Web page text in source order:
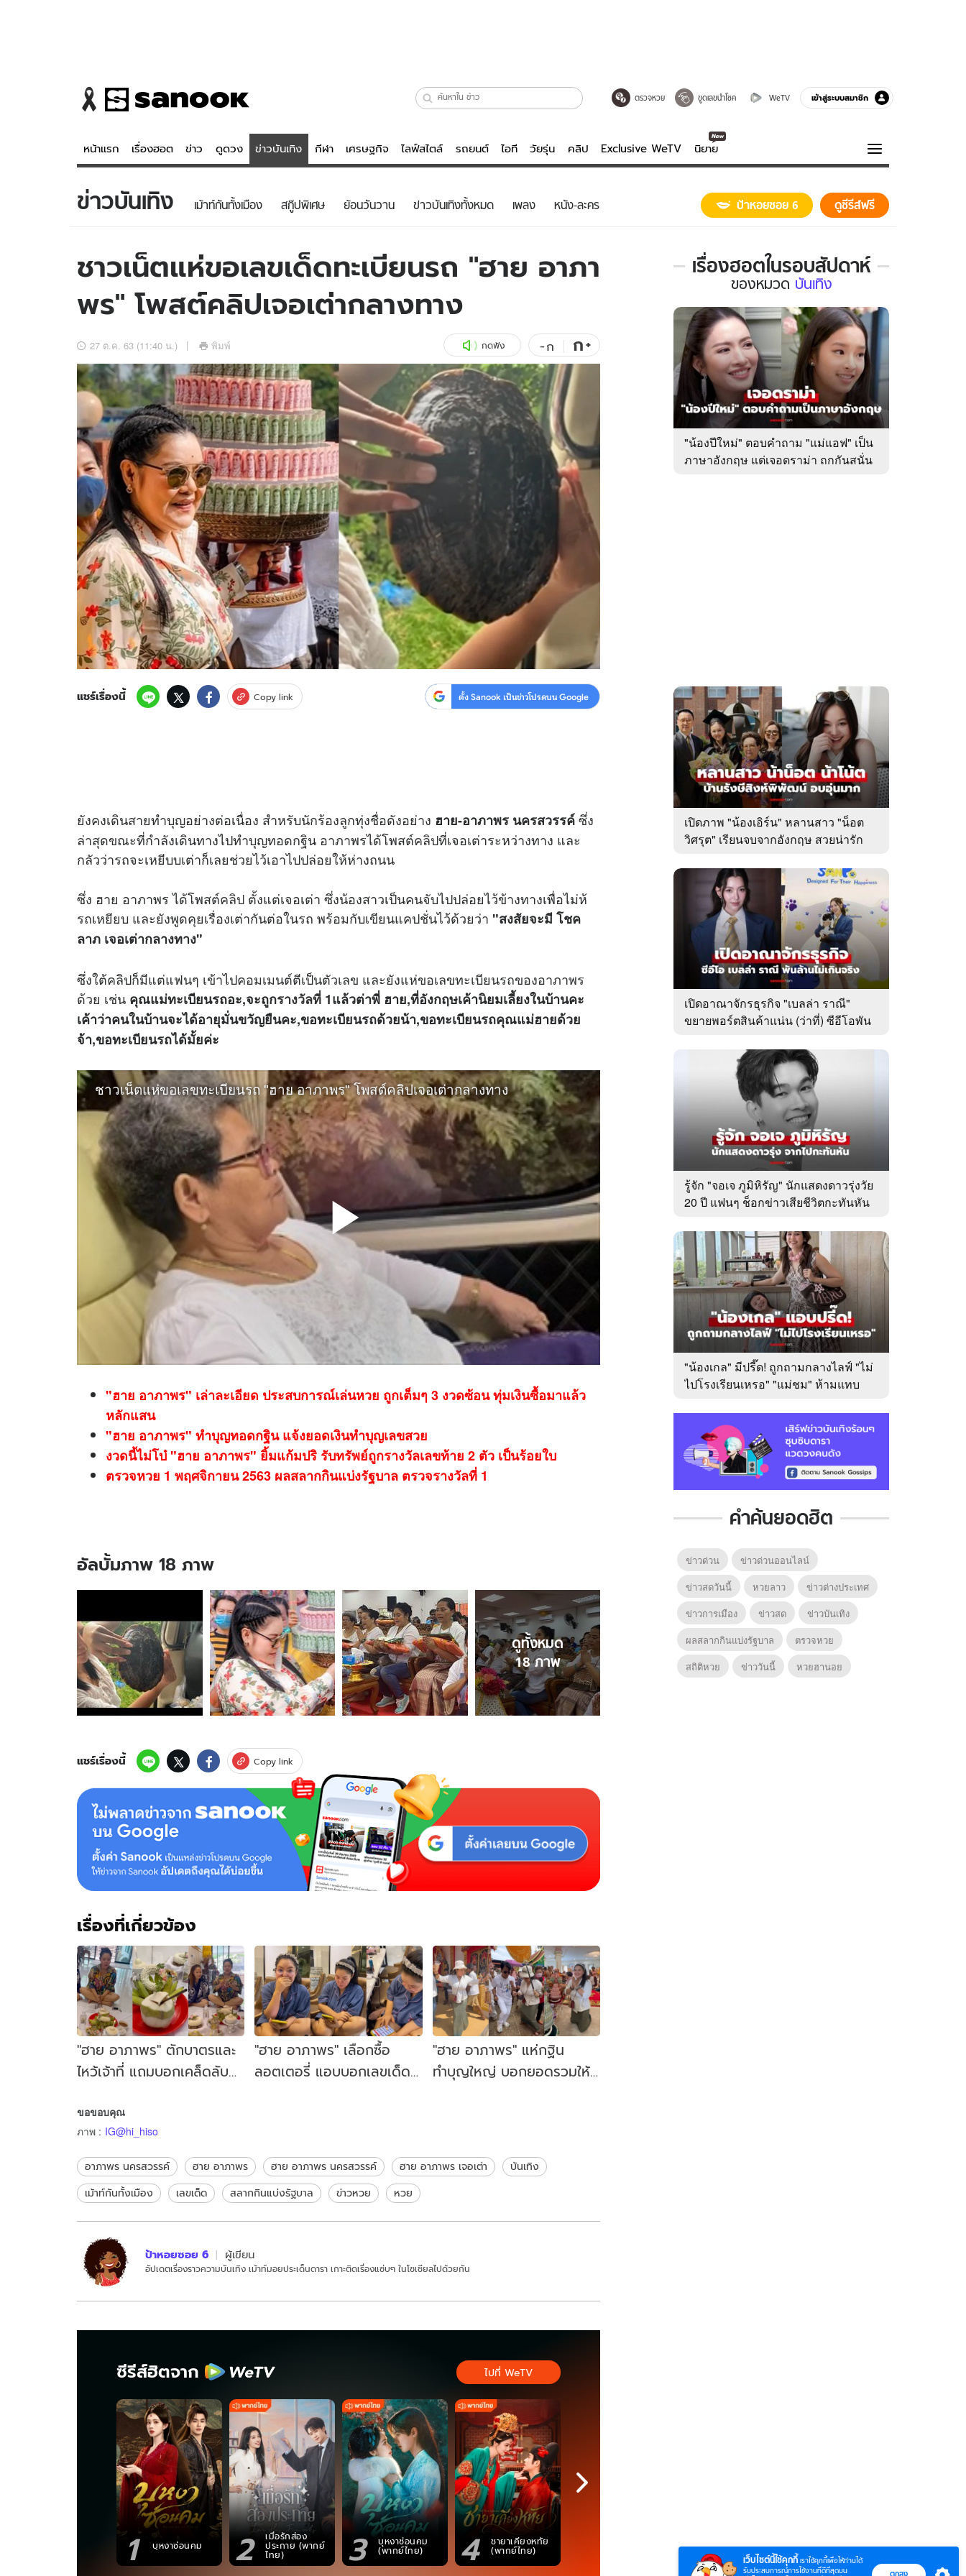
ตรวจหวย ขูดเลขนำโชค WeTV เข้าสู่ระบบสมาชิก
หน้าแรก เรื่องฮอต ข่าว ดูดวง ข่าวบันเทิง กีฬา เศรษฐกิจ ไลฟ์สไตล์ รถยนต์ ไอที วัยรุ่น คลิป Exclusive WeTV นิยาย
ข่าว
ข่าวบันเทิง
ข่าวกีฬา
ข่าวเศรษฐกิจ
อัปเดตจีน
เช็กข่าวชัวร์
ดูดวง - ตรวจหวย
สถิติหวยไทย
หวยลาว
ไลฟ์สไตล์
วัยรุ่น
ไอที
สุขภาพ
เที่ยว-กิน
Tasteful Thailand
Sanook Choice
บันเทิงครบรส
เกมส์
ดูทีวี
WeTV
นิยาย
ความรู้รอบตัว
ฮาวทู
ดาวน์โหลดสนุกแอปฟรี ติดตามสนุกโซเชียลได้ที่
สงวนลิขสิทธิ์ ©2569บริษัท อิมเมจ ฟิวเจอร์ (ประเทศไทย) จำกัด
ข่าวบันเทิง เม้าท์กันทั้งเมือง สกู๊ปพิเศษ ย้อนวันวาน ข่าวบันเทิงทั้งหมด เพลง หนัง-ละคร ป้าหอยซอย 6 ดูซีรีส์ฟรี
ชาวเน็ตแห่ขอเลขเด็ดทะเบียนรถ "ฮาย อาภา
พร" โพสต์คลิปเจอเต่ากลางทาง
27 ต.ค. 63 (11:40 น.) พิมพ์ กดฟัง -ก ก+
แชร์เรื่องนี้ Copy link ตั้ง Sanook เป็นข่าวโปรดบน Google
ยังคงเดินสายทำบุญอย่างต่อเนื่อง สำหรับนักร้องลูกทุ่งชื่อดังอย่าง ฮาย-อาภาพร นครสวรรค์ซึ่ง
ล่าสุดขณะที่กำลังเดินทางไปทำบุญทอดกฐิน อาภาพรได้โพสต์คลิปที่เจอเต่าระหว่างทาง และ
กลัวว่ารถจะเหยีบบเต่าก็เลยช่วยไว้เอาไปปล่อยให้ห่างถนน
ซึ่ง ฮาย อาภาพร ได้โพสต์คลิป ตั้งแต่เจอเต่า ซึ่งน้องสาวเป็นคนจับไปปล่อยไว้ข้างทางเพื่อไม่ห้
รถเหยียบ และยังพูดคุยเรื่องเต่ากันต่อในรถ พร้อมกับเขียนแคปชั่นไว้ด้วยว่า "สงสัยจะมี โชค
ลาภ เจอเต่ากลางทาง"
ซึ่งใต้คลิปก็มีแต่แฟนๆ เข้าไปคอมเมนต์ตีเป็นตัวเลข และยังแห่ขอเลขทะเบียนรถของอาภาพร
ด้วย เช่น คุณแม่ทะเบียนรถอะ,จะถูกรางวัลที่ 1แล้วต่าพี่ ฮาย,ที่อังกฤษเค้านิยมเลี้ยงในบ้านคะ
เค้าว่าคนในบ้านจะได้อายุมั่นขวัญยืนคะ,ขอทะเบียนรถด้วยน้า,ขอทะเบียนรถคุณแม่ฮายด้วย
จ้า,ขอทะเบียนรถได้มั้ยค่ะ
"ฮาย อาภาพร" เล่าละเอียด ประสบการณ์เล่นหวย ถูกเต็มๆ 3 งวดซ้อน ทุ่มเงินซื้อมาแล้ว
หลักแสน
"ฮาย อาภาพร" ทำบุญทอดกฐิน แจ้งยอดเงินทำบุญเลขสวย
งวดนี้ไม่โบ๋ "ฮาย อาภาพร" ยิ้มแก้มปริ รับทรัพย์ถูกรางวัลเลขท้าย 2 ตัว เป็นร้อยใบ
ตรวจหวย 1 พฤศจิกายน 2563 ผลสลากกินแบ่งรัฐบาล ตรวจรางวัลที่ 1
อัลบั้มภาพ 18 ภาพ
อัลบั้ม
18
ภาพ
ของ
ชาว
เน็ต
แห่
ขอ
ทะเบียน
"ฮาย
อาภา
โพสต์
คลิป
เจอ
เต่า
กลาง
ทาง
ดูทั้งหมด
18ภาพ
แชร์เรื่องนี้ Copy link
เรื่องที่เกี่ยวข้อง
"ฮาย อาภาพร" ตักบาตรและ
ไหว้เจ้าที่ แถมบอกเคล็ดลับ
"ฮาย อาภาพร" เลือกซื้อ
ลอตเตอรี่ แอบบอกเลขเด็ด
"ฮาย อาภาพร" แห่กฐิน
ทำบุญใหญ่ บอกยอดรวมให้
ขอขอบคุณ
ภาพ : IG@hi_hiso
อาภาพร นครสวรรค์ ฮาย อาภาพร ฮาย อาภาพร นครสวรรค์ ฮาย อาภาพร เจอเต่า
บันเทิง
เม้าท์กันทั้งเมือง
เลขเด็ด สลากกินแบ่งรัฐบาล ข่าวหวย หวย
ป้าหอยซอย 6 ผู้เขียน
อัปเดตเรื่องราวความบันเทิง เม้าท์มอยประเด็นดารา เกาะติดเรื่องแซ่บๆ ในโซเชียลไปด้วยกัน
ซีรีส์ฮิตจาก
1 บุหงาซ่อนคม 2 เมื่อรักส่อง
ประกาย (พากย์
ไทย) 3 บุหงาซ่อนคม
(พากย์ไทย) 4 ชายาเคียงหทัย
(พากย์ไทย) 5 6 พบเธอ (พากย์
ไทย) 7 พบเธอ 8 ภูตถั
ไปที่ WeTV
เรื่องฮอตในรอบสัปดาห์
เรื่อง
ใน
รอบ
สัปดาห์
ของ
หมวด
บันเทิง
ของหมวด บันเทิง
"น้องปีใหม่" ตอบคำถาม "แม่แอฟ" เป็น
ภาษาอังกฤษ แต่เจอดราม่า ถกกันสนั่น
เปิดภาพ "น้องเอิร์น" หลานสาว "น็อต
วิศรุต" เรียนจบจากอังกฤษ สวยน่ารัก
เปิดอาณาจักรธุรกิจ "เบลล่า ราณี"
ขยายพอร์ตสินค้าแน่น (ว่าที่) ซีอีโอพัน
รู้จัก "จอเจ ภูมิหิรัญ" นักแสดงดาวรุ่งวัย
20 ปี แฟนๆ ช็อกข่าวเสียชีวิตกะทันหัน
"น้องเกล" มีปรี๊ด! ถูกถามกลางไลฟ์ "ไม่
ไปโรงเรียนเหรอ" "แม่ชม" ห้ามแทบ
คำค้นยอดฮิต
ข่าวด่วน
ข่าวด่วนออนไลน์
ข่าวสดวันนี้
หวยลาว
ข่าวต่างประเทศ
ข่าวการเมือง
ข่าวสด
ข่าวบันเทิง
ผลสลากกินแบ่งรัฐบาล
ตรวจหวย
สถิติหวย
ข่าววันนี้ หวยฮานอย
เว็บไซต์นี้ใช้คุกกี้ เราใช้คุกกี้เพื่อให้ท่านได้
รับประสบการณ์การใช้งานที่ดีที่สุดบน
ตกลง